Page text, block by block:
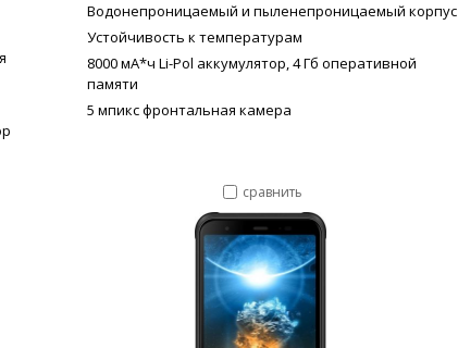
Водонепроницаемый и пыленепроницаемый корпус
Устойчивость к температурам
8000 мА*ч Li-Pol аккумулятор, 4 Гб оперативной
памяти
5 мпикс фронтальная камера
сравнить